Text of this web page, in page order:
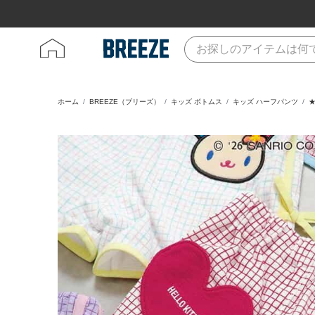
ホーム BREEZE（ブリーズ） キッズ ボトムス キッズ ハーフパンツ ★